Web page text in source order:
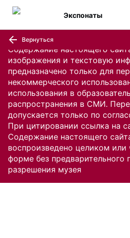
Содержание настоящего
изображения и текстовую
предназначено только для
некоммерческого
использования в
распространения в СМИ.
допускается только по
При цитировании ссылка на
Содержание настоящего
воспроизведено целиком или
форме без предварительного
разрешения музея
Экспонаты
Вернуться